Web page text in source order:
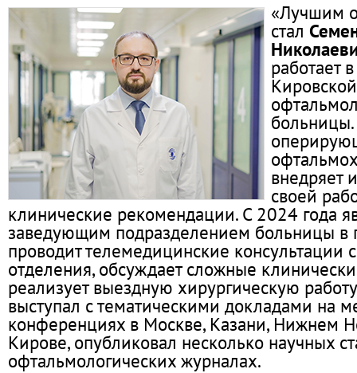
«Лучшим
стал
работает
больницы.
внедряет
своей
клинические рекомендации. С 2024 года
заведующим подразделением больницы в
проводит телемедицинские консультации
отделения, обсуждает сложные
реализует выездную хирургическую
выступал с тематическими докладами на
конференциях в Москве, Казани, Нижнем
Кирове, опубликовал несколько научных
офтальмологических журналах.